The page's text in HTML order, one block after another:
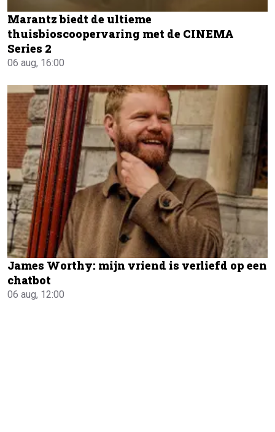
Marantz biedt de ultieme
thuisbioscoopervaring met de CINEMA
Series 2
06 aug, 16:00
James Worthy: mijn vriend is verliefd op een
chatbot
06 aug, 12:00